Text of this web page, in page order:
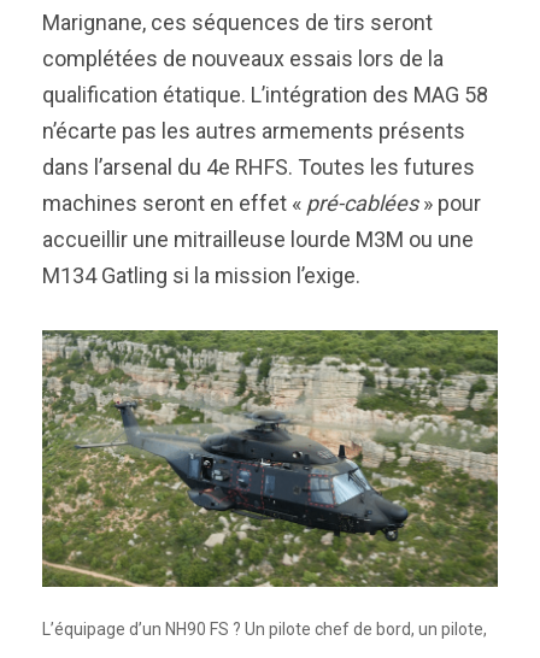
Marignane, ces séquences de tirs seront
complétées de nouveaux essais lors de la
qualification étatique. L’intégration des MAG 58
n’écarte pas les autres armements présents
dans l’arsenal du 4e RHFS. Toutes les futures
machines seront en effet « pré-cablées» pour
accueillir une mitrailleuse lourde M3M ou une
M134 Gatling si la mission l’exige.
L’équipage d’un NH90 FS ? Un pilote chef de bord, un pilote,